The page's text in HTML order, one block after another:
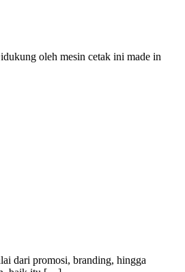
oleh mesin cetak ini made in
dari promosi, branding, hingga